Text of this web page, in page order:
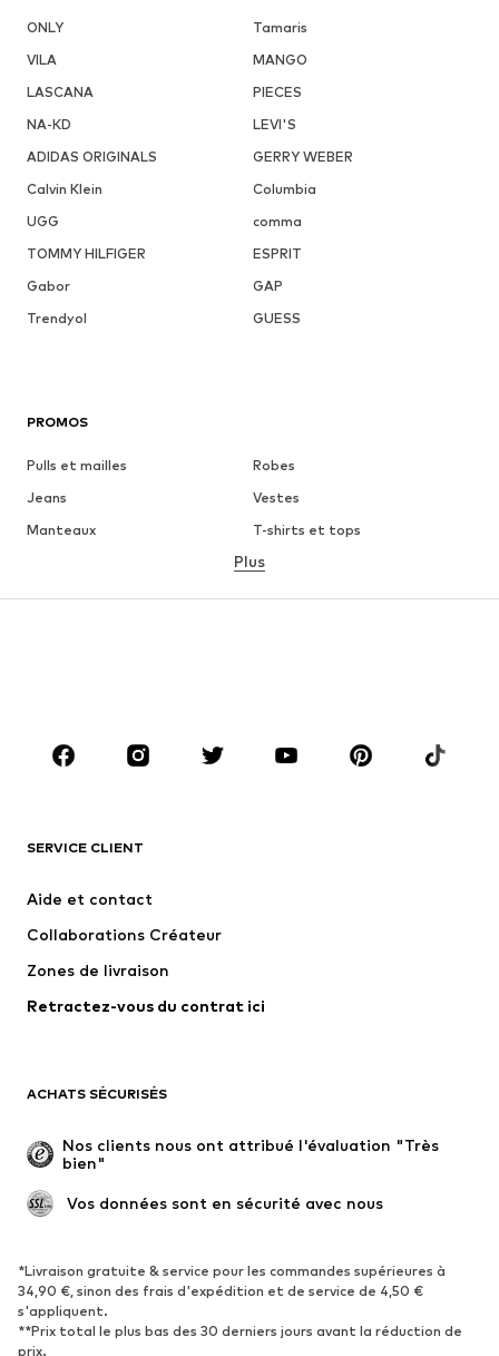
ONLY
Tamaris
VILA
MANGO
LASCANA
PIECES
NA-KD
LEVI'S
ADIDAS ORIGINALS
GERRY WEBER
Calvin Klein
Columbia
UGG
comma
TOMMY HILFIGER
ESPRIT
Gabor
GAP
Trendyol
GUESS
PROMOS
Pulls et mailles
Robes
Jeans
Vestes
Manteaux
T-shirts et tops
Lingerie
Jupes
Blouses et tuniques
Accessoires
Premium
Nouveautés
Lingerie
Manteaux
Jupes
Occasions spéciales
Exclusif
Remise à neuf
Nouveautés
Tendance
Baskets
Bottines
Escarpins et talons hauts
Bottes
Plus
SERVICE CLIENT
Aide et contact
Collaborations Créateur
Zones de livraison
Retractez-vous du contrat ici
ACHATS SÉCURISÉS
Nos clients nous ont attribué l'évaluation "Très
bien"
Vos données sont en sécurité avec nous
*Livraison gratuite & service pour les commandes supérieures à
34,90 €, sinon des frais d'expédition et de service de 4,50 €
s'appliquent.
**Prix total le plus bas des 30 derniers jours avant la réduction de
prix.